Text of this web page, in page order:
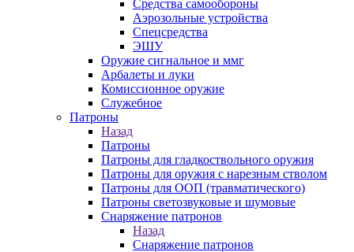
Средства самообороны
Аэрозольные устройства
Спецсредства
ЭШУ
Оружие сигнальное и ммг
Арбалеты и луки
Комиссионное оружие
Служебное
Патроны
Назад
Патроны
Патроны для гладкоствольного оружия
Патроны для оружия с нарезным стволом
Патроны для ООП (травматического)
Патроны светозвуковые и шумовые
Снаряжение патронов
Назад
Снаряжение патронов